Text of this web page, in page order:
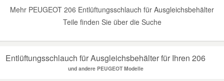
Mehr PEUGEOT 206 Entlüftungsschlauch für Ausgleichsbehälter
Teile finden Sie über die Suche
Entlüftungsschlauch für Ausgleichsbehälter für Ihren 206
und andere PEUGEOT Modelle